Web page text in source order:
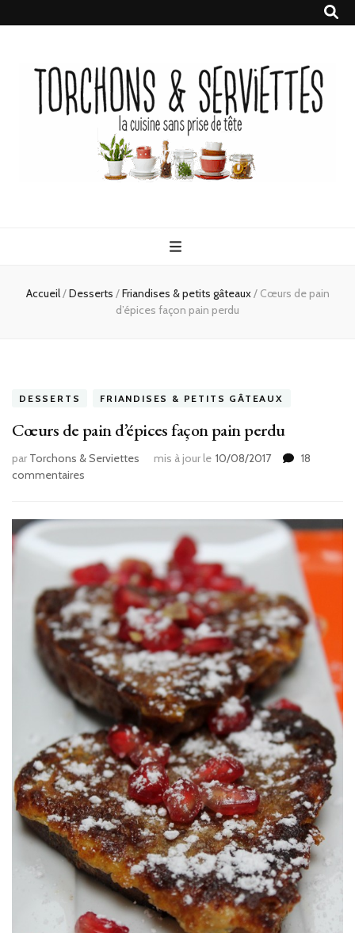
Serviettes
Accueil/Desserts /Friandises & petits gâteaux/ Cœurs de pain
d’épices façon pain perdu
DESSERTS FRIANDISES & PETITS GÂTEAUX
Cœurs de pain d’épices façon pain perdu
par Torchons & Serviettes mis à jour le 10/08/2017
18
commentaires
pain
façon
pain
perdu